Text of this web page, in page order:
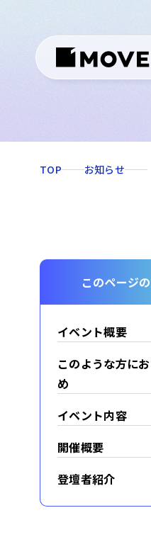
TOP お知らせ
このページ
イベント概要
このような方に
め
イベント内容
開催概要
登壇者紹介